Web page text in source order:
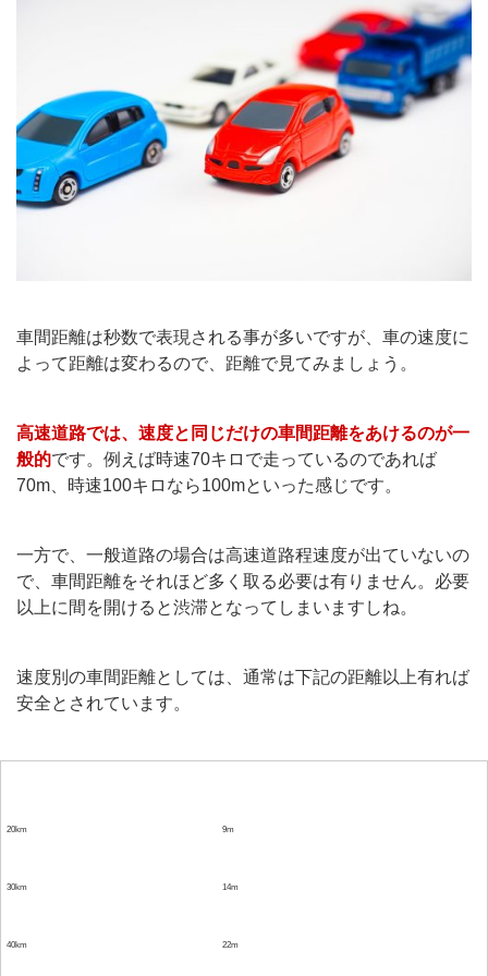
車間距離は秒数で表現される事が多いですが、車の速度に
よって距離は変わるので、距離で見てみましょう。
高速道路では、速度と同じだけの車間距離をあけるのが一
般的です。例えば時速70キロで走っているのであれば
70m、時速100キロなら100mといった感じです。
一方で、一般道路の場合は高速道路程速度が出ていないの
で、車間距離をそれほど多く取る必要は有りません。必要
以上に間を開けると渋滞となってしまいますしね。
速度別の車間距離としては、通常は下記の距離以上有れば
安全とされています。
20km 9m
30km 14m
40km 22m